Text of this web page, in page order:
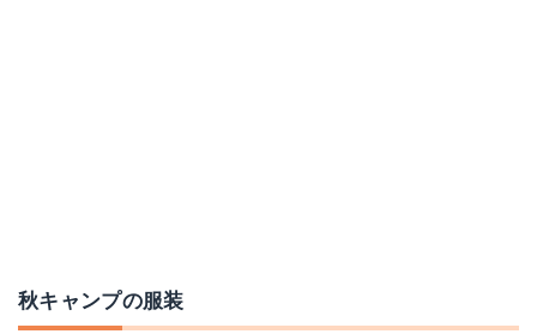
秋キャンプの服装